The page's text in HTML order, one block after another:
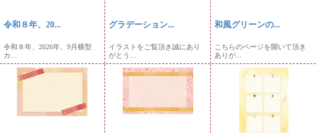
令和８年、20...
令和８年、2026年、9月横型
カ...
グラデーション...
イラストをご覧頂き誠にあり
がとう...
和風グリーンの...
こちらのページを開いて頂き
ありが...